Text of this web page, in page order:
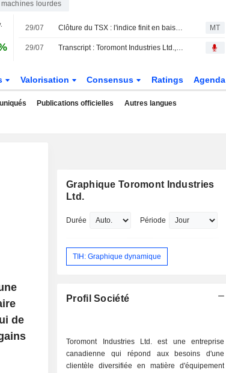
lourdes
29/07 Clôture du TSX : l'indice finit en baisse, plombé par les financières malgré la poussée de l'énergie MT
29/07 Transcript : Toromont Industries Ltd., Q2 2026 Earnings Call, Jul 29, 2026
Valorisation Consensus Ratings Agenda
Publications officielles Autres langues
de
Graphique Toromont Industries
Ltd.
Durée Période
TIH: Graphique dynamique
Profil Société
Toromont Industries Ltd. est une entreprise
canadienne qui répond aux besoins d'une
clientèle diversifiée en matière d'équipement